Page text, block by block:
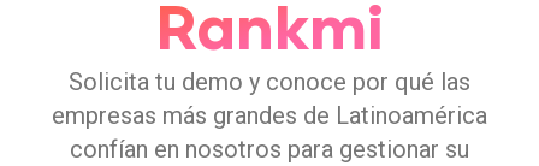
Rankmi
Solicita tu demo y conoce por qué las
empresas más grandes de Latinoamérica
confían en nosotros para gestionar su